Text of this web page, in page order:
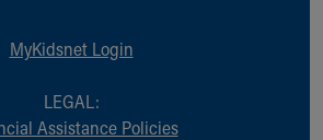
MyKidsnet Login
LEGAL:
Assistance Policies